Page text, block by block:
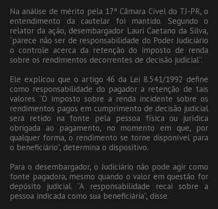
Na análise de mérito pela 17ª Câmara Cível do TJ-PR, o
entendimento da cautelar foi mantido. Segundo o
relator da ação, desembargador Lauri Caetano da Silva,
“parece não ser de responsabilidade do Poder Judiciário
o controle acerca da retenção do imposto de renda
sobre os rendimentos decorrentes de decisão judicial”.
Ele explicou que o artigo 46 da Lei 8.541/1992 define
como responsabilidade do pagador a retenção de tais
valores. “O imposto sobre a renda incidente sobre os
rendimentos pagos em cumprimento de decisão judicial
será retido na fonte pela pessoa física ou jurídica
obrigada ao pagamento, no momento em que, por
qualquer forma, o rendimento se torne disponível para
o beneficiário”, determina o dispositivo.
Para o desembargador, o Judiciário não pode agir como
fonte pagadora, mesmo quando o valor em questão for
depósito judicial. “A responsabilidade recai sobre a
pessoa indicada como sua beneficiária”, disse.